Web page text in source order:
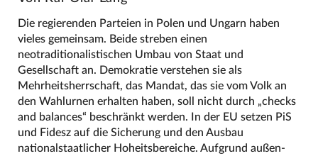
Die regierenden Parteien in Polen und Ungarn haben
vieles gemeinsam. Beide streben einen
neotraditionalistischen Umbau von Staat und
Gesellschaft an. Demokratie verstehen sie als
Mehrheitsherrschaft, das Mandat, das sie vom Volk an
den Wahlurnen erhalten haben, soll nicht durch „checks
and balances“ beschränkt werden. In der EU setzen PiS
und Fidesz auf die Sicherung und den Ausbau
nationalstaatlicher Hoheitsbereiche. Aufgrund außen-